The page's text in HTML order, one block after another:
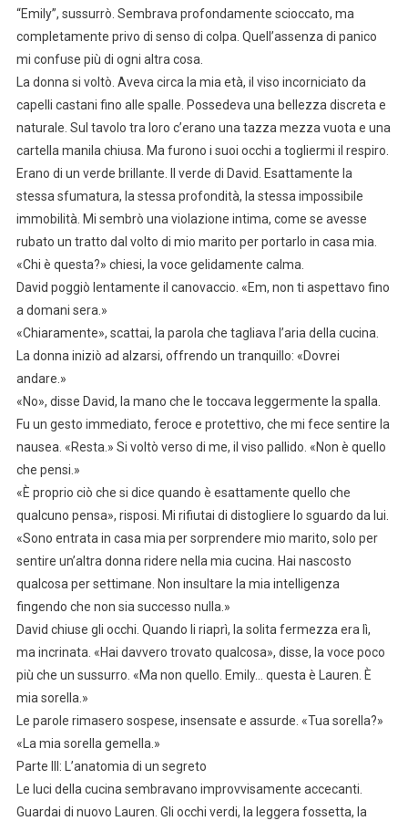
“Emily”, sussurrò. Sembrava profondamente scioccato, ma
completamente privo di senso di colpa. Quell’assenza di panico
mi confuse più di ogni altra cosa.
La donna si voltò. Aveva circa la mia età, il viso incorniciato da
capelli castani fino alle spalle. Possedeva una bellezza discreta e
naturale. Sul tavolo tra loro c’erano una tazza mezza vuota e una
cartella manila chiusa. Ma furono i suoi occhi a togliermi il respiro.
Erano di un verde brillante. Il verde di David. Esattamente la
stessa sfumatura, la stessa profondità, la stessa impossibile
immobilità. Mi sembrò una violazione intima, come se avesse
rubato un tratto dal volto di mio marito per portarlo in casa mia.
«Chi è questa?» chiesi, la voce gelidamente calma.
David poggiò lentamente il canovaccio. «Em, non ti aspettavo fino
a domani sera.»
«Chiaramente», scattai, la parola che tagliava l’aria della cucina.
La donna iniziò ad alzarsi, offrendo un tranquillo: «Dovrei
andare.»
«No», disse David, la mano che le toccava leggermente la spalla.
Fu un gesto immediato, feroce e protettivo, che mi fece sentire la
nausea. «Resta.» Si voltò verso di me, il viso pallido. «Non è quello
che pensi.»
«È proprio ciò che si dice quando è esattamente quello che
qualcuno pensa», risposi. Mi rifiutai di distogliere lo sguardo da lui.
«Sono entrata in casa mia per sorprendere mio marito, solo per
sentire un’altra donna ridere nella mia cucina. Hai nascosto
qualcosa per settimane. Non insultare la mia intelligenza
fingendo che non sia successo nulla.»
David chiuse gli occhi. Quando li riaprì, la solita fermezza era lì,
ma incrinata. «Hai davvero trovato qualcosa», disse, la voce poco
più che un sussurro. «Ma non quello. Emily… questa è Lauren. È
mia sorella.»
Le parole rimasero sospese, insensate e assurde. «Tua sorella?»
«La mia sorella gemella.»
Parte III: L’anatomia di un segreto
Le luci della cucina sembravano improvvisamente accecanti.
Guardai di nuovo Lauren. Gli occhi verdi, la leggera fossetta, la